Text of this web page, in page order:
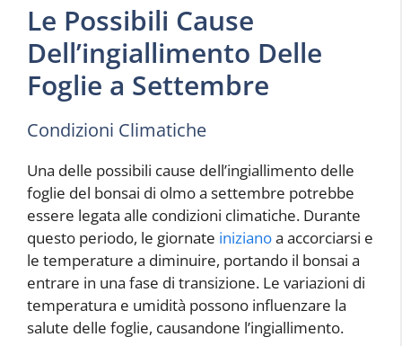
Le Possibili Cause
Dell’ingiallimento Delle
Foglie a Settembre
Condizioni Climatiche
Una delle possibili cause dell’ingiallimento delle
foglie del bonsai di olmo a settembre potrebbe
essere legata alle condizioni climatiche. Durante
questo periodo, le giornate inizianoa accorciarsi e
le temperature a diminuire, portando il bonsai a
entrare in una fase di transizione. Le variazioni di
temperatura e umidità possono influenzare la
salute delle foglie, causandone l’ingiallimento.